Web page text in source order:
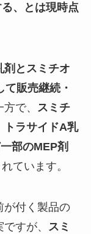
、とは現時点
剤とスミチオ
販売継続・
で、
スミチ
トラサイドA乳
部のMEP剤
ています。
が付く製品の
すが、 スミ